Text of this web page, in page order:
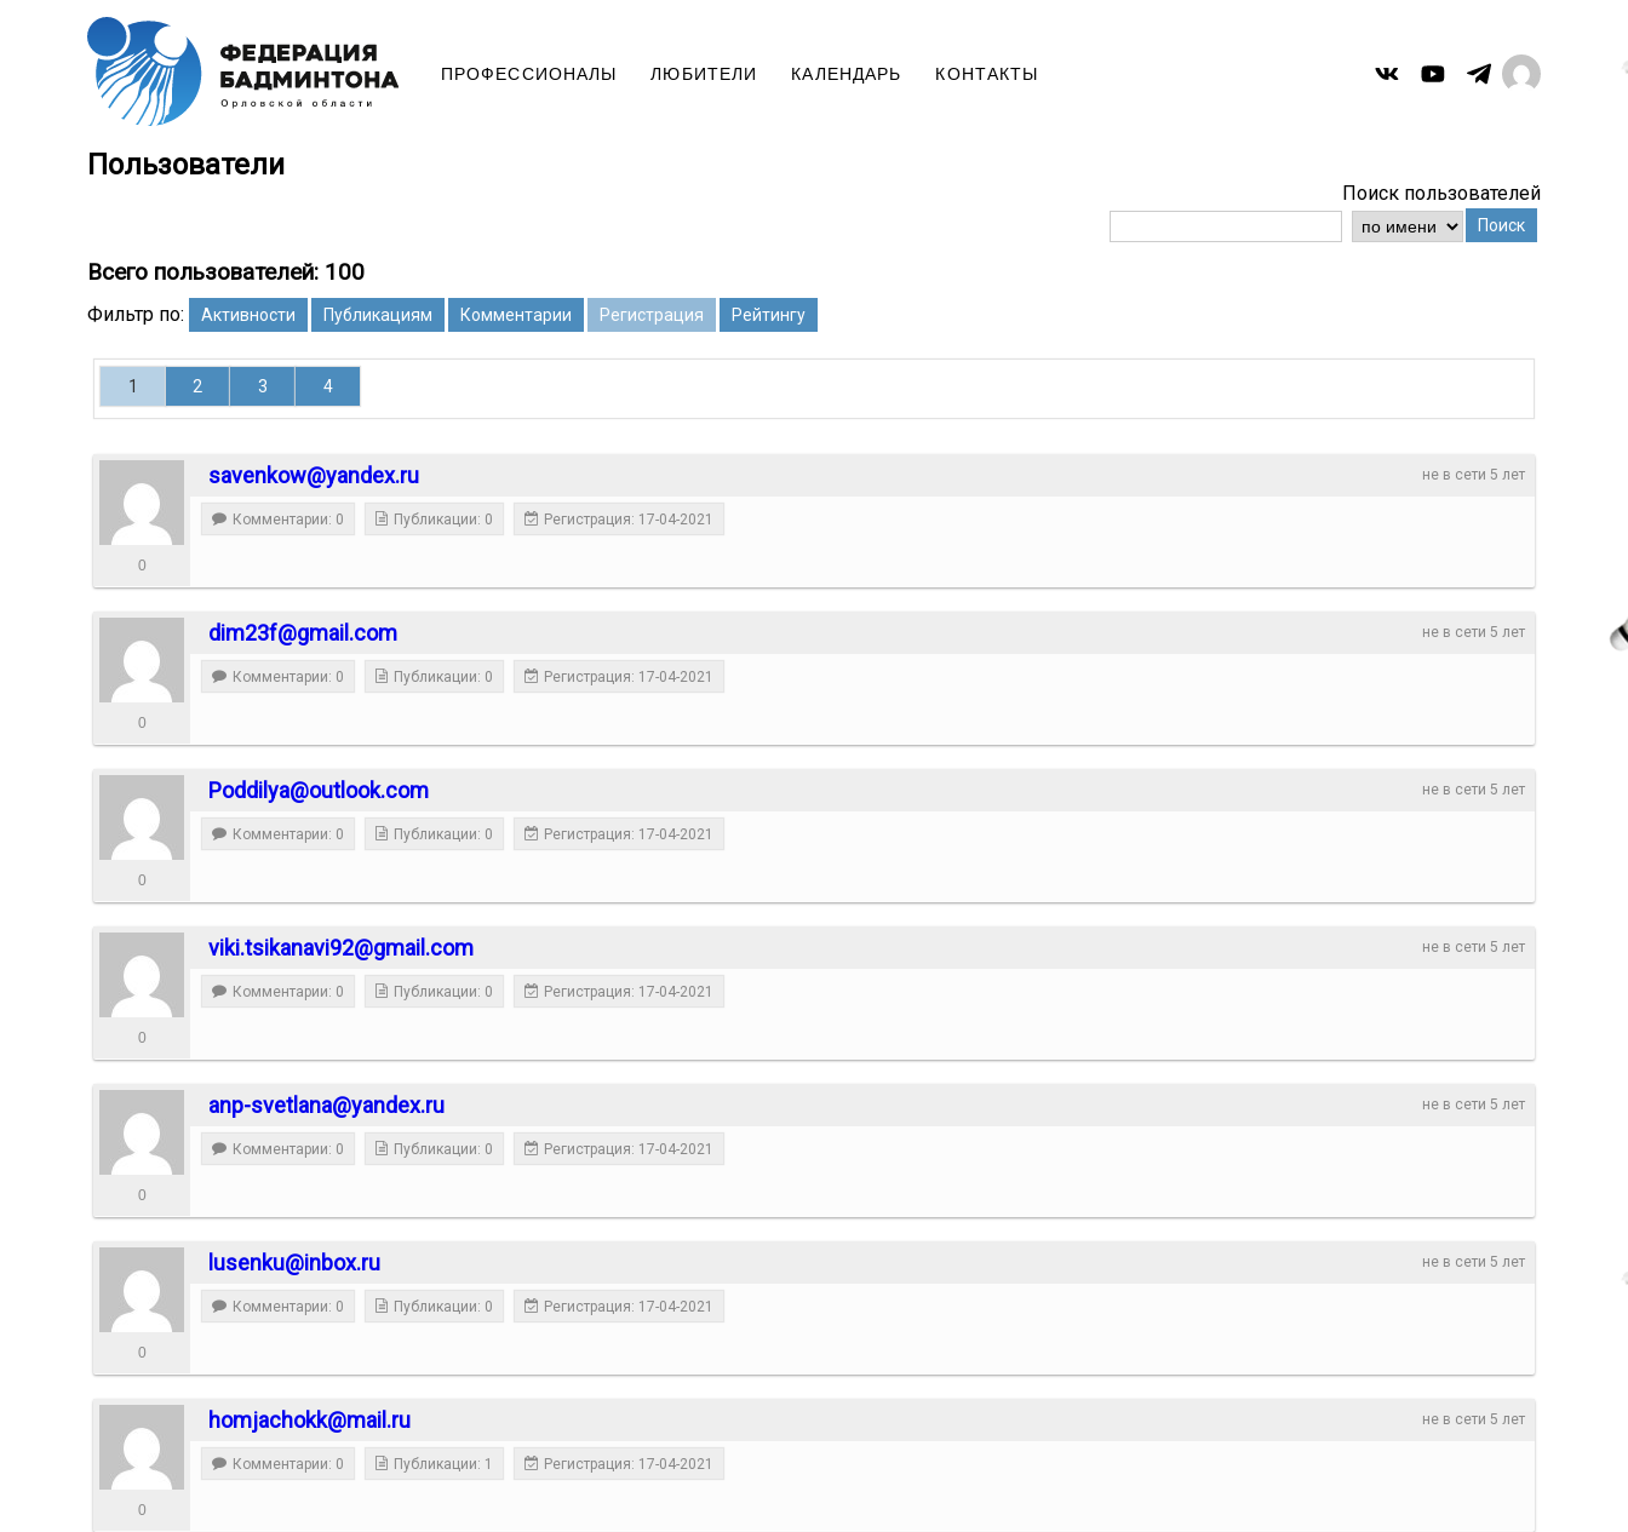
ПРОФЕССИОНАЛЫ ЛЮБИТЕЛИ КАЛЕНДАРЬ КОНТАКТЫ
Пользователи
Поиск пользователей
Поиск
Всего пользователей: 100
Фильтр по: Активности Публикациям Комментарии Регистрация Рейтингу
1 2 3 4
не в сети 5 лет
savenkow@yandex.ru
0
Комментарии: 0 Публикации: 0 Регистрация: 17-04-2021
не в сети 5 лет
dim23f@gmail.com
0
Комментарии: 0 Публикации: 0 Регистрация: 17-04-2021
не в сети 5 лет
Poddilya@outlook.com
0
Комментарии: 0 Публикации: 0 Регистрация: 17-04-2021
не в сети 5 лет
viki.tsikanavi92@gmail.com
0
Комментарии: 0 Публикации: 0 Регистрация: 17-04-2021
не в сети 5 лет
anp-svetlana@yandex.ru
0
Комментарии: 0 Публикации: 0 Регистрация: 17-04-2021
не в сети 5 лет
lusenku@inbox.ru
0
Комментарии: 0 Публикации: 0 Регистрация: 17-04-2021
не в сети 5 лет
homjachokk@mail.ru
0
Комментарии: 0 Публикации: 1 Регистрация: 17-04-2021